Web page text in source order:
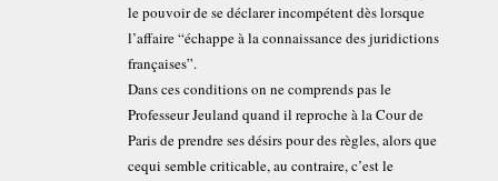
le pouvoir de se déclarer incompétent dès lorsque
l’affaire “échappe à la connaissance des juridictions
françaises”.
Dans ces conditions on ne comprends pas le
Professeur Jeuland quand il reproche à la Cour de
Paris de prendre ses désirs pour des règles, alors que
cequi semble criticable, au contraire, c’est le